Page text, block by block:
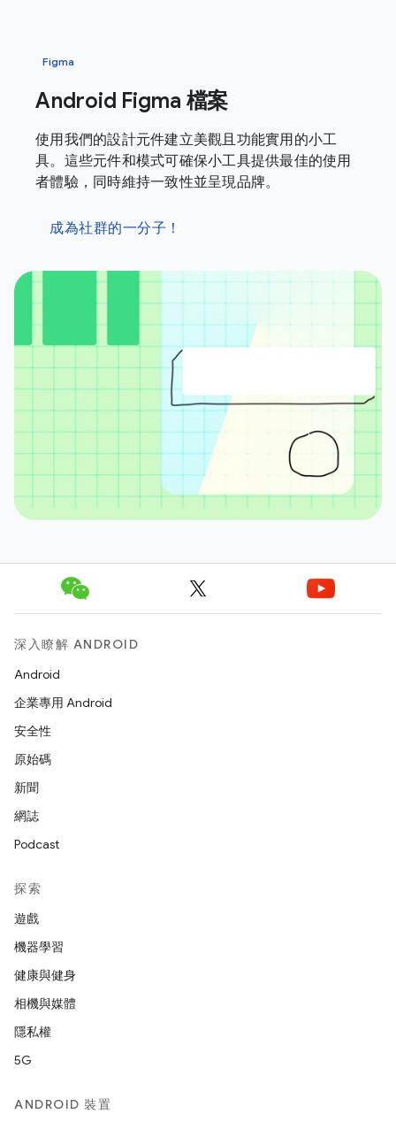
Figma
Android Figma 檔案
使用我們的設計元件建立美觀且功能實用的小工
具。這些元件和模式可確保小工具提供最佳的使用
者體驗，同時維持一致性並呈現品牌。
成為社群的一分子！
深入瞭解 ANDROID
Android
企業專用 Android
安全性
原始碼
新聞
網誌
Podcast
探索
遊戲
機器學習
健康與健身
相機與媒體
隱私權
5G
ANDROID 裝置